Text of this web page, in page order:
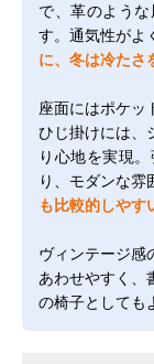
で、革のよう
す。通気性がよ
に、冬は冷たさ
座面にはポケッ
ひじ掛けには、
り心地を実現
り、モダンな雰
も比較的しやす
ヴィンテージ感
あわせやすく、
の椅子としても